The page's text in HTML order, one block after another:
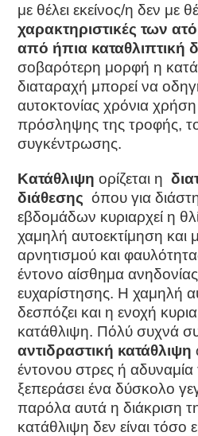
με θέλει εκείνος/η δεν με
χαρακτηριστικές των
από ήπια καταθλιπτική
σοβαρότερη μορφή η
διαταραχή μπορεί να
αυτοκτονίας χρόνια
πρόσληψης της τροφής,
συγκέντρωσης.
Kατάθλιψη ορίζεται η
διάθεσης όπου για
εβδομάδων κυριαρχεί η
χαμηλή αυτοεκτίμηση και
αρνητισμού και
έντονο αίσθημα
ευχαρίστησης. Η χαμηλή
δεσπόζει και η ενοχή
κατάθλιψη. Πόλύ συχνά
αντιδραστική κατάθλιψη
έντονου στρες ή
ξεπεράσει ένα δύσκολο
παρόλα αυτά η διάκριση
κατάθλιψη δεν είναι